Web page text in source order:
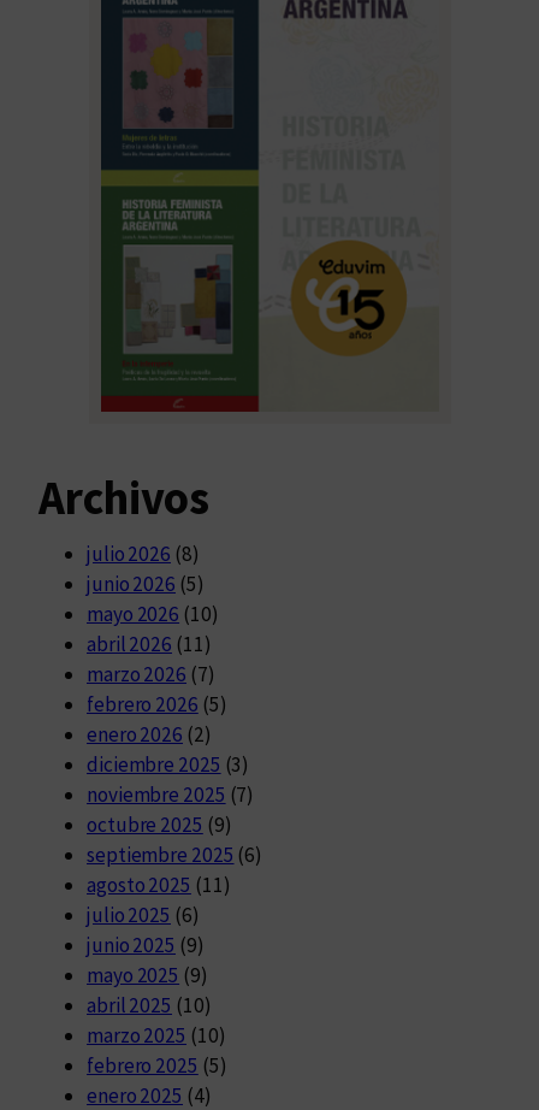
Archivos
julio 2026 (8)
junio 2026 (5)
mayo 2026 (10)
abril 2026 (11)
marzo 2026 (7)
febrero 2026 (5)
enero 2026 (2)
diciembre 2025 (3)
noviembre 2025 (7)
octubre 2025 (9)
septiembre 2025 (6)
agosto 2025 (11)
julio 2025 (6)
junio 2025 (9)
mayo 2025 (9)
abril 2025 (10)
marzo 2025 (10)
febrero 2025 (5)
enero 2025 (4)